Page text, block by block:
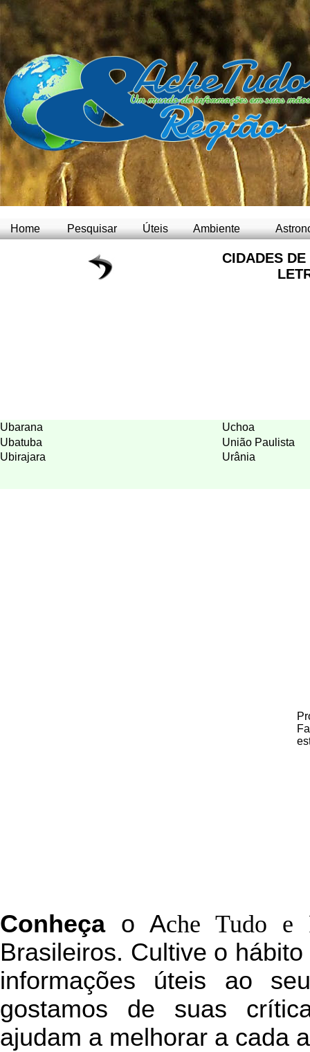
Home Pesquisar Úteis Ambiente
CIDADES
Ubarana
Uchoa
Ubatuba
União Paulista
Ubirajara
Urânia
Conheçao Ache Tudo e
Brasileiros. Cultive o
informações úteis ao
gostamos de suas
ajudam a melhorar a cada